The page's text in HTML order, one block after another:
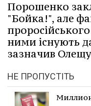
Порошенко
"Бойка!", але
ними існують
зазначив
НЕ ПРОПУСТІТЬ